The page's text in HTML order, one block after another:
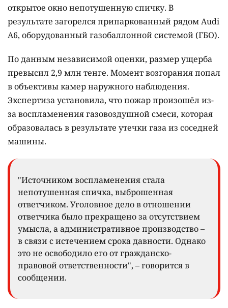
открытое окно непотушенную спичку. В
результате загорелся припаркованный рядом Audi
A6, оборудованный газобаллонной системой (ГБО).
По данным независимой оценки, размер ущерба
превысил 2,9 млн тенге. Момент возгорания попал
в объективы камер наружного наблюдения.
Экспертиза установила, что пожар произошёл из-
за воспламенения газовоздушной смеси, которая
образовалась в результате утечки газа из соседней
машины.
"Источником воспламенения стала
непотушенная спичка, выброшенная
ответчиком. Уголовное дело в отношении
ответчика было прекращено за отсутствием
умысла, а административное производство –
в связи с истечением срока давности. Однако
это не освободило его от гражданско-
правовой ответственности", – говорится в
сообщении.